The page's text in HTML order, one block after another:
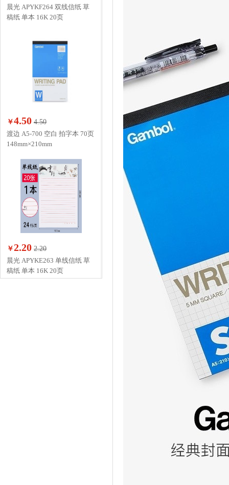
晨光 APYKF264 双线信纸 草
稿纸 单本 16K 20页
￥4.50 4.50
渡边 A5-700 空白 拍字本 70页
148mm×210mm
￥2.20 2.20
晨光 APYKE263 单线信纸 草
稿纸 单本 16K 20页